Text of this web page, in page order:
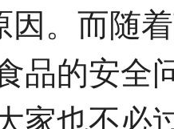
因。而随
品的安全
家也不必